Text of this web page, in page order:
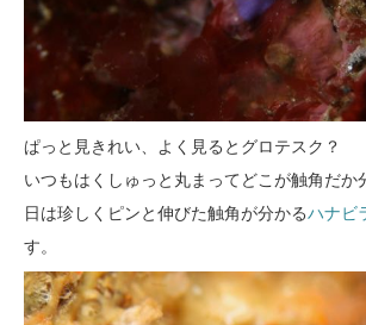
ぱっと見きれい、よく見るとグロテスク？
いつもはくしゅっと丸まってどこが触角だか
日は珍しくピンと伸びた触角が分かるハナビ
す。